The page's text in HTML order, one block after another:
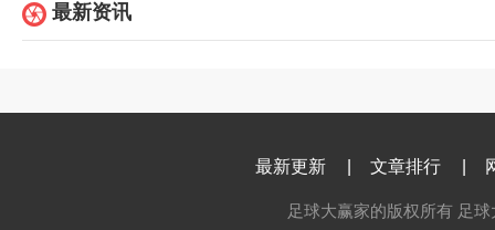
最新资讯
最新更新 文章排行
足球大赢家的版权所有 足